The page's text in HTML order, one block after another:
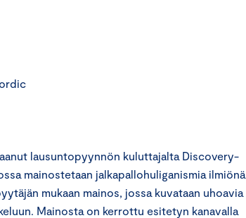
lausuntopyynnön kuluttajalta Discovery-
mainostetaan jalkapallohuliganismia ilmiönä
mukaan mainos, jossa kuvataan uhoavia
Mainosta on kerrottu esitetyn kanavalla